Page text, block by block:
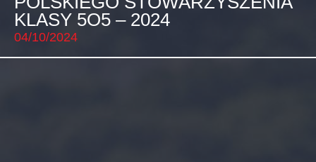
KLASY 5O5 – 2024
04/10/2024